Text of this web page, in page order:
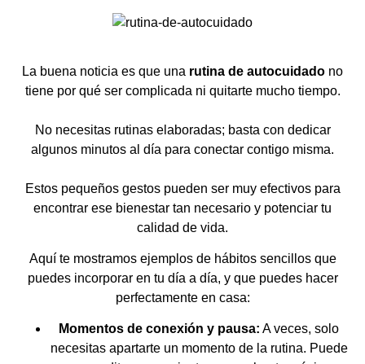
La buena noticia es que una rutina de autocuidado no
tiene por qué ser complicada ni quitarte mucho tiempo.
No necesitas rutinas elaboradas; basta con dedicar
algunos minutos al día para conectar contigo misma.
Estos pequeños gestos pueden ser muy efectivos para
encontrar ese bienestar tan necesario y potenciar tu
calidad de vida.
Aquí te mostramos ejemplos de hábitos sencillos que
puedes incorporar en tu día a día, y que puedes hacer
perfectamente en casa:
Momentos de conexión y pausa: A veces, solo
necesitas apartarte un momento de la rutina. Puede